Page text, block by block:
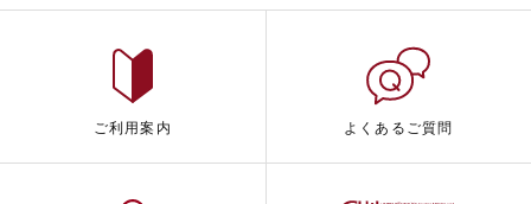
ご利用案内 よくあるご質問